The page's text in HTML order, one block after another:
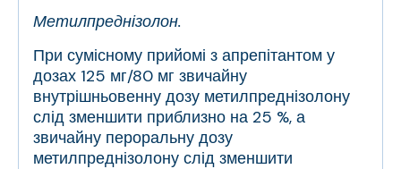
Метилпреднізолон.
При сумісному прийомі з апрепітантом у
дозах 125 мг/80 мг звичайну
внутрішньовенну дозу метилпреднізолону
слід зменшити приблизно на 25 %, а
звичайну пероральну дозу
метилпреднізолону слід зменшити